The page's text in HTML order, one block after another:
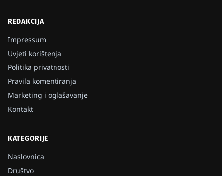
REDAKCIJA
Impressum
Uvjeti korištenja
Politika privatnosti
Pravila komentiranja
Marketing i oglašavanje
Kontakt
KATEGORIJE
Naslovnica
Društvo